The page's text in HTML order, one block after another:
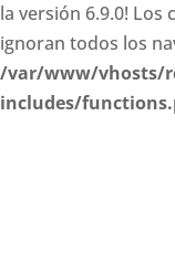
la versión 6.9.0! Los
ignoran todos los
/var/www/vhosts/
includes/